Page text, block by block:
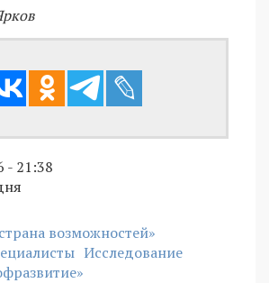
- 21:38
возможностей»
Исследование